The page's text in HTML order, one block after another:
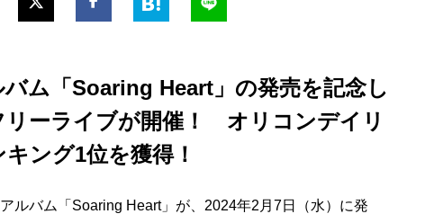
ム「Soaring Heart」の発売を記念し
リーライブが開催！ オリコンデイリ
ング1位を獲得！
ルバム「Soaring Heart」が、2024年2月7日（水）に発